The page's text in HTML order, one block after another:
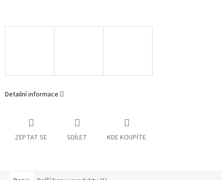
Detailní informace
ZEPTAT SE SDÍLET KDE KOUPÍTE